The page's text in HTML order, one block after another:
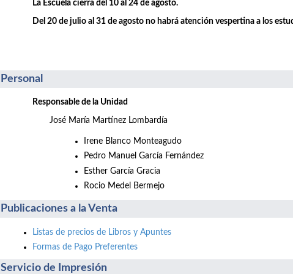
La Escuela cierra del 10 al 24 de agosto.
Del 20 de julio al 31 de agosto no habrá atención vespertina a los
Personal
Responsable de la Unidad
José María Martínez Lombardía
Irene Blanco Monteagudo
Pedro Manuel García Fernández
Esther García Gracia
Rocio Medel Bermejo
Publicaciones a la Venta
Listas de precios de Libros y Apuntes
Formas de Pago Preferentes
Servicio de Impresión